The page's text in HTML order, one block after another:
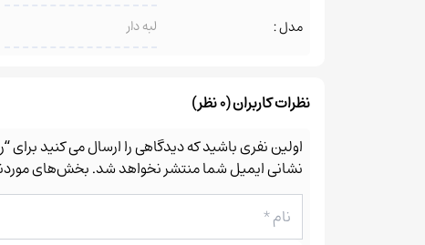
مدل :
لبه دار
نظرات کاربران (0 نظر)
اولین نفری باشید که دیدگاهی را ارسال می کنید
نشانی ایمیل شما منتشر نخواهد شد.بخش‌های